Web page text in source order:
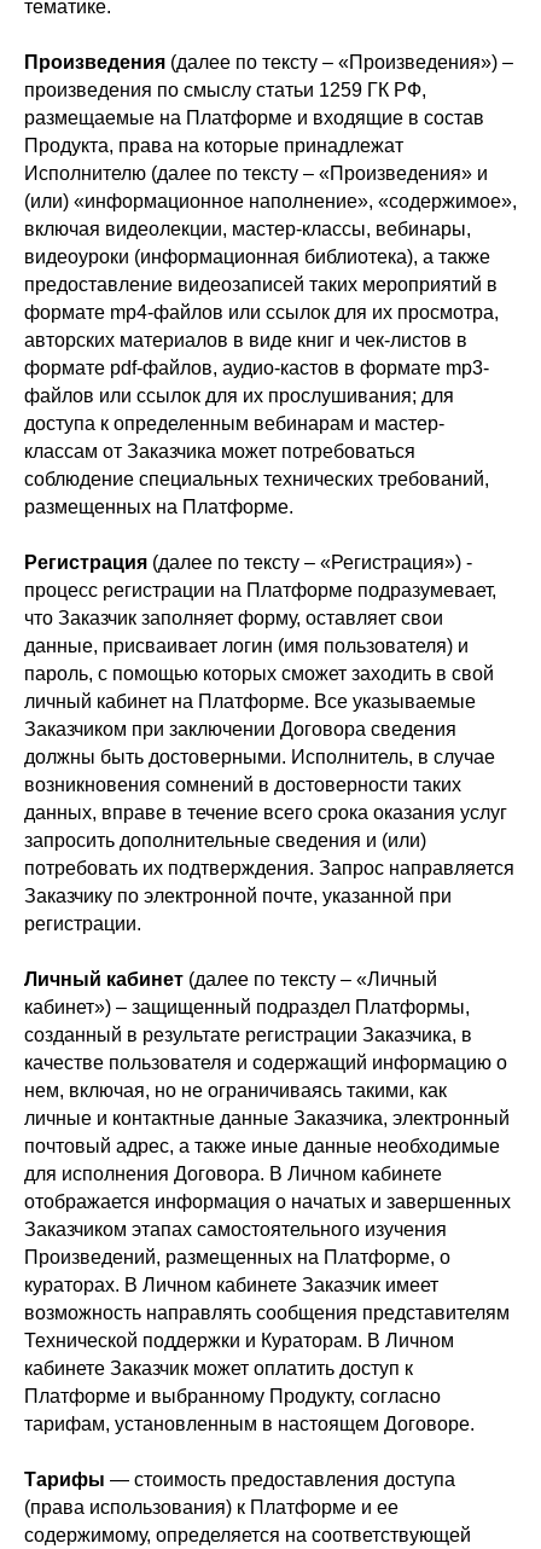
тематике.
Произведения (далее по тексту – «Произведения») –
произведения по смыслу статьи 1259 ГК РФ,
размещаемые на Платформе и входящие в состав
Продукта, права на которые принадлежат
Исполнителю (далее по тексту – «Произведения» и
(или) «информационное наполнение», «содержимое»,
включая видеолекции, мастер-классы, вебинары,
видеоуроки (информационная библиотека), а также
предоставление видеозаписей таких мероприятий в
формате mp4-файлов или ссылок для их просмотра,
авторских материалов в виде книг и чек-листов в
формате pdf-файлов, аудио-кастов в формате mp3-
файлов или ссылок для их прослушивания; для
доступа к определенным вебинарам и мастер-
классам от Заказчика может потребоваться
соблюдение специальных технических требований,
размещенных на Платформе.
Регистрация (далее по тексту – «Регистрация») -
процесс регистрации на Платформе подразумевает,
что Заказчик заполняет форму, оставляет свои
данные, присваивает логин (имя пользователя) и
пароль, с помощью которых сможет заходить в свой
личный кабинет на Платформе. Все указываемые
Заказчиком при заключении Договора сведения
должны быть достоверными. Исполнитель, в случае
возникновения сомнений в достоверности таких
данных, вправе в течение всего срока оказания услуг
запросить дополнительные сведения и (или)
потребовать их подтверждения. Запрос направляется
Заказчику по электронной почте, указанной при
регистрации.
Личный кабинет (далее по тексту – «Личный
кабинет») – защищенный подраздел Платформы,
созданный в результате регистрации Заказчика, в
качестве пользователя и содержащий информацию о
нем, включая, но не ограничиваясь такими, как
личные и контактные данные Заказчика, электронный
почтовый адрес, а также иные данные необходимые
для исполнения Договора. В Личном кабинете
отображается информация о начатых и завершенных
Заказчиком этапах самостоятельного изучения
Произведений, размещенных на Платформе, о
кураторах. В Личном кабинете Заказчик имеет
возможность направлять сообщения представителям
Технической поддержки и Кураторам. В Личном
кабинете Заказчик может оплатить доступ к
Платформе и выбранному Продукту, согласно
тарифам, установленным в настоящем Договоре.
Тарифы — стоимость предоставления доступа
(права использования) к Платформе и ее
содержимому, определяется на соответствующей